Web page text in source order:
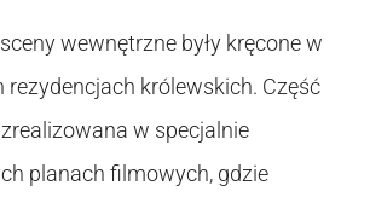
wewnętrzne były kręcone w
rezydencjach królewskich. Część
w specjalnie
planach filmowych, gdzie